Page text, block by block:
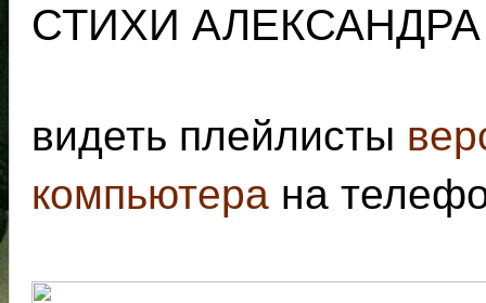
СТИХИ
видеть плейлисты
компьютера на